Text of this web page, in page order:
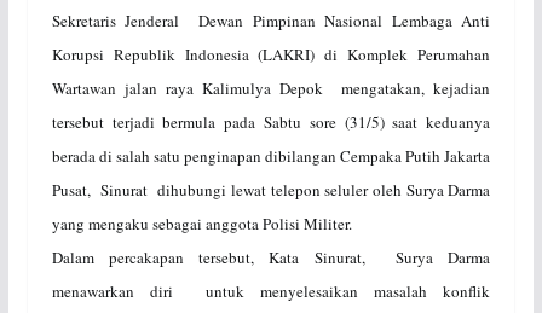
Sekretaris Jenderal Dewan Pimpinan Nasional Lembaga Anti
Korupsi Republik Indonesia (LAKRI) di Komplek Perumahan
Wartawan jalan raya Kalimulya Depok mengatakan, kejadian
tersebut terjadi bermula pada Sabtu sore (31/5) saat keduanya
berada di salah satu penginapan dibilangan Cempaka Putih Jakarta
Pusat, Sinurat dihubungi lewat telepon seluler oleh Surya Darma
yang mengaku sebagai anggota Polisi Militer.
Dalam percakapan tersebut, Kata Sinurat, Surya Darma
menawarkan diri untuk menyelesaikan masalah konflik